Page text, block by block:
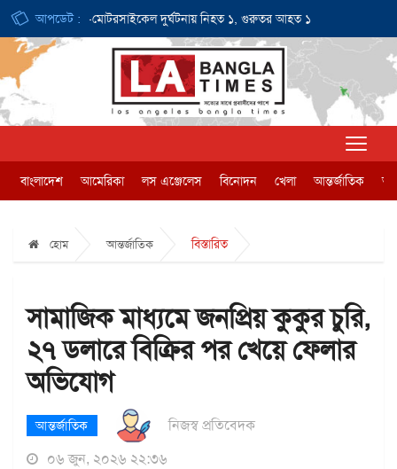
আপডেট :ই-মোটরসাইকেল দুর্ঘটনায় নিহত ১, গুরুতর আহত ১
বাংলাদেশ আমেরিকা লস এঞ্জেলেস বিনোদন খেলা আন্তর্জাতিক
হোম আন্তর্জাতিক বিস্তারিত
সামাজিক মাধ্যমে জনপ্রিয় কুকুর চুরি,
২৭ ডলারে বিক্রির পর খেয়ে ফেলার
অভিযোগ
আন্তর্জাতিক
নিজস্ব প্রতিবেদক
০৬ জুন, ২০২৬ ২২:৩৬